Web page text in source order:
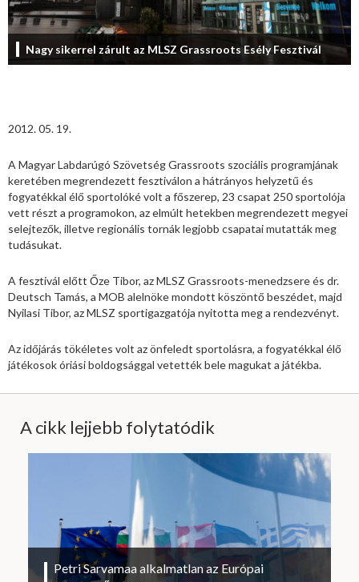
Nagy sikerrel zárult az MLSZ Grassroots Esély Fesztivál
2012. 05. 19.
A Magyar Labdarúgó Szövetség Grassroots szociális programjának
keretében megrendezett fesztiválon a hátrányos helyzetű és
fogyatékkal élő sportolóké volt a főszerep, 23 csapat 250 sportolója
vett részt a programokon, az elmúlt hetekben megrendezett megyei
selejtezők, illetve regionális tornák legjobb csapatai mutatták meg
tudásukat.
A fesztivál előtt Őze Tibor, az MLSZ Grassroots-menedzsere és dr.
Deutsch Tamás, a MOB alelnöke mondott köszöntő beszédet, majd
Nyilasi Tibor, az MLSZ sportigazgatója nyitotta meg a rendezvényt.
Az időjárás tökéletes volt az önfeledt sportolásra, a fogyatékkal élő
játékosok óriási boldogsággal vetették bele magukat a játékba.
A cikk lejjebb folytatódik
Petri Sarvamaa alkalmatlan az Európai